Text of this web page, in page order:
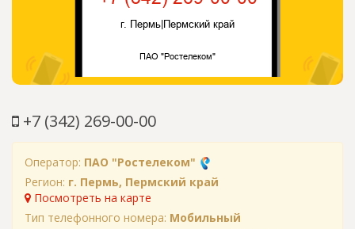
+7 (342) 269-00-00
Оператор: ПАО "Ростелеком"
Регион: г. Пермь, Пермский край
Посмотреть на карте
Тип телефонного номера: Мобильный